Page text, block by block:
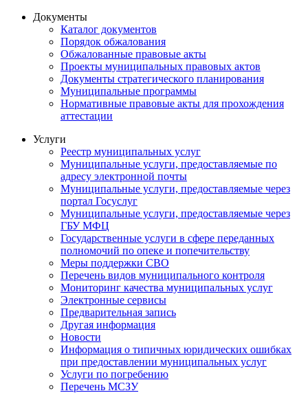
Документы
Каталог документов
Порядок обжалования
Обжалованные правовые акты
Проекты муниципальных правовых актов
Документы стратегического планирования
Муниципальные программы
Нормативные правовые акты для прохождения
аттестации
Услуги
Реестр муниципальных услуг
Муниципальные услуги, предоставляемые по
адресу электронной почты
Муниципальные услуги, предоставляемые через
портал Госуслуг
Муниципальные услуги, предоставляемые через
ГБУ МФЦ
Государственные услуги в сфере переданных
полномочий по опеке и попечительству
Меры поддержки СВО
Перечень видов муниципального контроля
Мониторинг качества муниципальных услуг
Электронные сервисы
Предварительная запись
Другая информация
Новости
Информация о типичных юридических ошибках
при предоставлении муниципальных услуг
Услуги по погребению
Перечень МСЗУ